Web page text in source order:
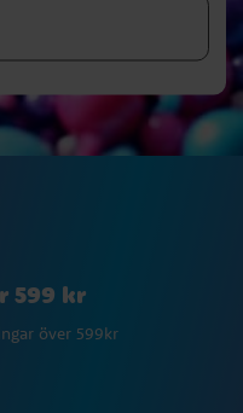
599 kr
över 599kr